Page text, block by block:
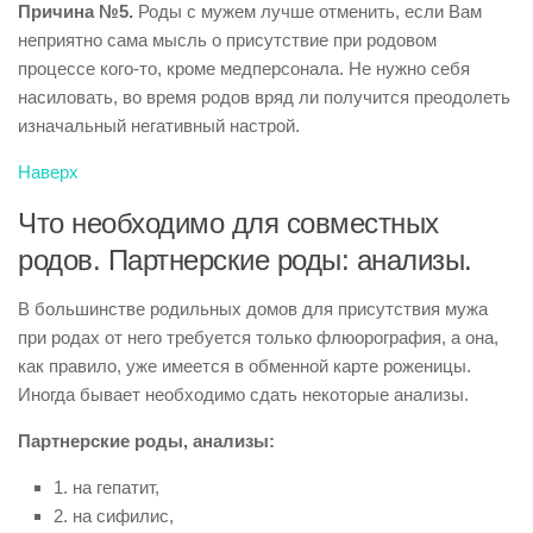
Причина №5. Роды с мужем лучше отменить, если Вам
неприятно сама мысль о присутствие при родовом
процессе кого-то, кроме медперсонала. Не нужно себя
насиловать, во время родов вряд ли получится преодолеть
изначальный негативный настрой.
Наверх
Что необходимо для совместных
родов. Партнерские роды: анализы.
В большинстве родильных домов для присутствия мужа
при родах от него требуется только флюорография, а она,
как правило, уже имеется в обменной карте роженицы.
Иногда бывает необходимо сдать некоторые анализы.
Партнерские роды, анализы:
1. на гепатит,
2. на сифилис,